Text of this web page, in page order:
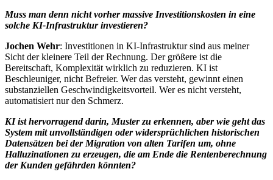
Muss man denn nicht vorher massive Investitionskosten in eine
solche KI-Infrastruktur investieren?
Jochen Wehr: Investitionen in KI-Infrastruktur sind aus meiner
Sicht der kleinere Teil der Rechnung. Der größere ist die
Bereitschaft, Komplexität wirklich zu reduzieren. KI ist
Beschleuniger, nicht Befreier. Wer das versteht, gewinnt einen
substanziellen Geschwindigkeitsvorteil. Wer es nicht versteht,
automatisiert nur den Schmerz.
KI ist hervorragend darin, Muster zu erkennen, aber wie geht das
System mit unvollständigen oder widersprüchlichen historischen
Datensätzen bei der Migration von alten Tarifen um, ohne
Halluzinationen zu erzeugen, die am Ende die Rentenberechnung
der Kunden gefährden könnten?